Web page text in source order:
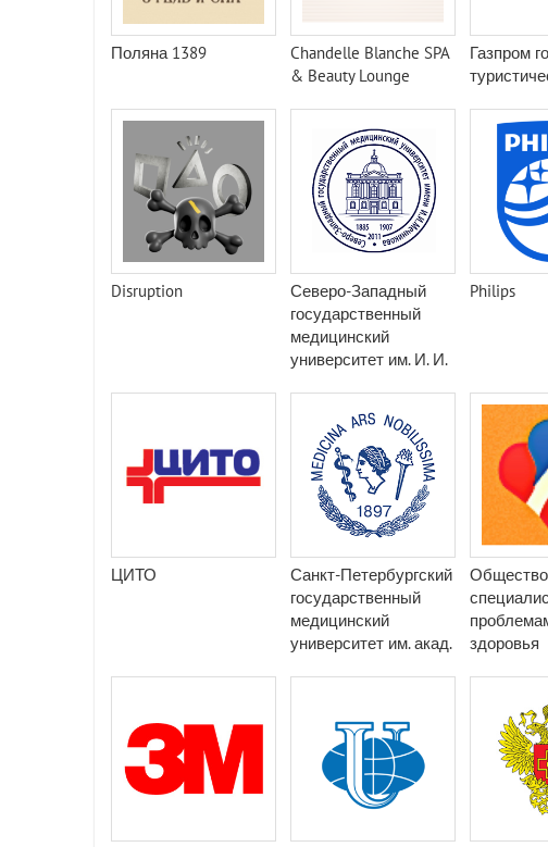
Поляна 1389
Chandelle Blanche SPA
& Beauty Lounge
Газпром
Disruption
Северо-Западный
государственный
медицинский
университет им. И. И.
Philips
ЦИТО
Санкт-Петербургский
государственный
медицинский
университет им. акад.
Общество
здоровья